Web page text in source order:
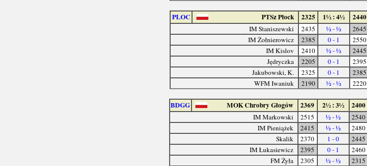
PLOC PTSz Płock 2325 1½ : 4½ 2440
IM Staniszewski 2435 ½ - ½ 2645
IM Żołnierowicz
2385 0 - 1 2550
IM Kislov
2410 ½ - ½ 2445
Jędryczka
2205 0 - 1 2395
Jakubowski, K.
2325 0 - 1 2385
WFM Iwaniuk
2190 ½ - ½ 2220
BDGG MOK Chrobry Głogów 2369 2½ : 3½ 2400
IM Markowski 2515 ½ - ½ 2540
IM Pieniążek
2415 ½ - ½ 2480
Skalik
2370 1 - 0 2445
IM Łukasiewicz
2395 0 - 1 2460
FM Żyła
2305 ½ - ½ 2315